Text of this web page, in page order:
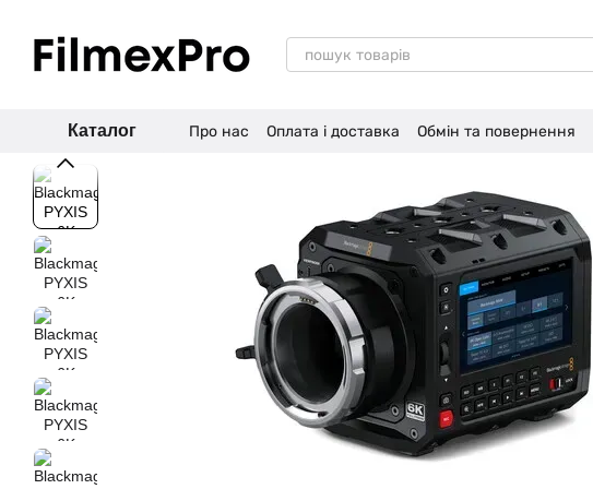
Каталог Про нас Оплата і доставка Обмін та повернення